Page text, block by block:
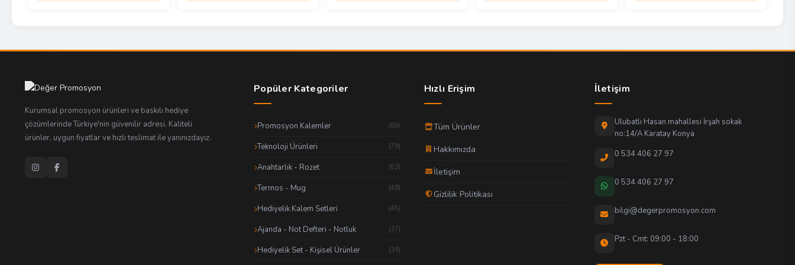
Kurumsal promosyon ürünleri ve baskılı hediye
çözümlerinde Türkiye'nin güvenilir adresi. Kaliteli
ürünler, uygun fiyatlar ve hızlı teslimat ile yanınızdayız.
Popüler Kategoriler
Promosyon Kalemler (89)
Teknoloji Ürünleri (79)
Anahtarlık - Rozet (62)
Termos - Mug (48)
Hediyelik Kalem Setleri (45)
Ajanda - Not Defteri - Notluk (37)
Hediyelik Set - Kişisel Ürünler (34)
Hızlı Erişim
Tüm Ürünler
Hakkımızda
İletişim
Gizlilik Politikası
İletişim
Ulubatlı Hasan mahallesi İrşah sokak
no:14/A Karatay Konya
0 534 406 27 97
0 534 406 27 97
bilgi@degerpromosyon.com
Pzt - Cmt: 09:00 - 18:00